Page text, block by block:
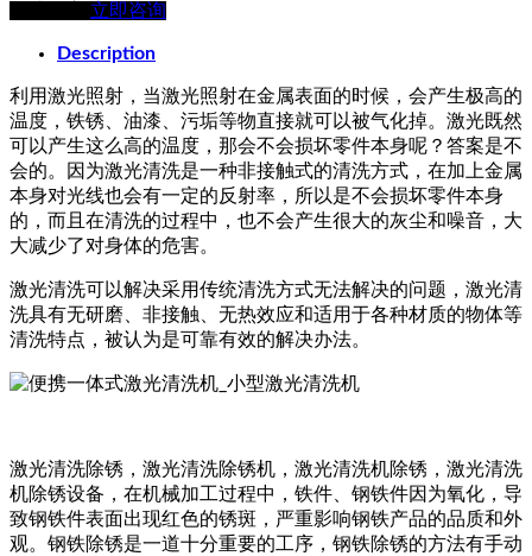
立即咨询
Description
利用激光照射，当激光照射在金属表面的时候，会产生极高的
温度，铁锈、油漆、污垢等物直接就可以被气化掉。激光既然
可以产生这么高的温度，那会不会损坏零件本身呢？答案是不
会的。因为激光清洗是一种非接触式的清洗方式，在加上金属
本身对光线也会有一定的反射率，所以是不会损坏零件本身
的，而且在清洗的过程中，也不会产生很大的灰尘和噪音，大
大减少了对身体的危害。
激光清洗可以解决采用传统清洗方式无法解决的问题，激光清
洗具有无研磨、非接触、无热效应和适用于各种材质的物体等
清洗特点，被认为是可靠有效的解决办法。
激光清洗除锈，激光清洗除锈机，激光清洗机除锈，激光清洗
机除锈设备，在机械加工过程中，铁件、钢铁件因为氧化，导
致钢铁件表面出现红色的锈斑，严重影响钢铁产品的品质和外
观。钢铁除锈是一道十分重要的工序，钢铁除锈的方法有手动